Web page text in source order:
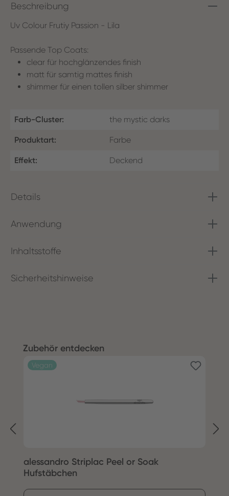
Beschreibung
Uv Colour Frutiy Passion - Lila
Passende Top Coats:
clear für hochglänzendes finish
matt für samtig mattes finish
shimmer für einen tollen silber shimmer
Farb-Cluster: the mystic darks
Produktart: Farbe
Effekt: Deckend
Details
Anwendung
Inhaltsstoffe
Sicherheitshinweise
Produktgalerie überspringen
Zubehör entdecken
Vegan
alessandro Striplac Peel or Soak
Hufstäbchen